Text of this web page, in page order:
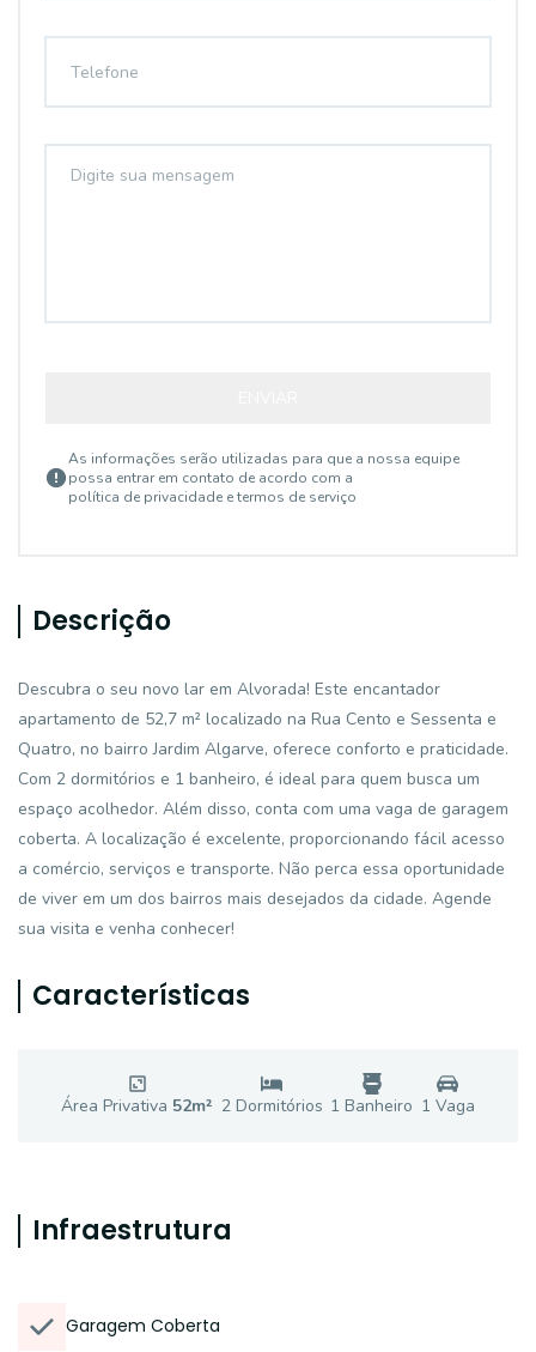
As informações serão utilizadas para que a nossa equipe
possa entrar em contato de acordo com a
política de privacidade e termos de serviço
Descrição
Descubra o seu novo lar em Alvorada! Este encantador
apartamento de 52,7 m² localizado na Rua Cento e Sessenta e
Quatro, no bairro Jardim Algarve, oferece conforto e praticidade.
Com 2 dormitórios e 1 banheiro, é ideal para quem busca um
espaço acolhedor. Além disso, conta com uma vaga de garagem
coberta. A localização é excelente, proporcionando fácil acesso
a comércio, serviços e transporte. Não perca essa oportunidade
de viver em um dos bairros mais desejados da cidade. Agende
sua visita e venha conhecer!
Características
Área Privativa 52m² 2Dormitórios 1 Banheiro 1 Vaga
Infraestrutura
Garagem Coberta